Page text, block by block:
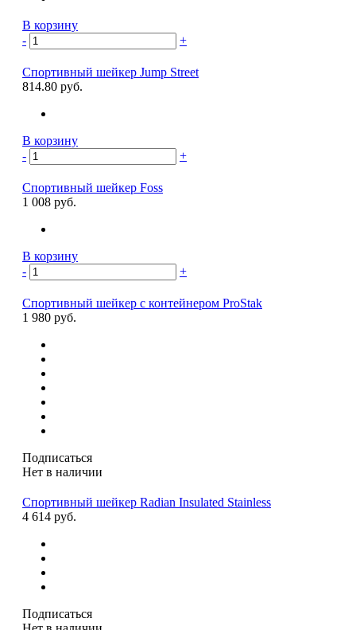
В корзину
-
+
Спортивный шейкер Jump Street
814.80 руб.
В корзину
-
+
Спортивный шейкер Foss
1 008 руб.
В корзину
-
+
Спортивный шейкер с контейнером ProStak
1 980 руб.
Подписаться
Нет в наличии
Спортивный шейкер Radian Insulated Stainless
4 614 руб.
Подписаться